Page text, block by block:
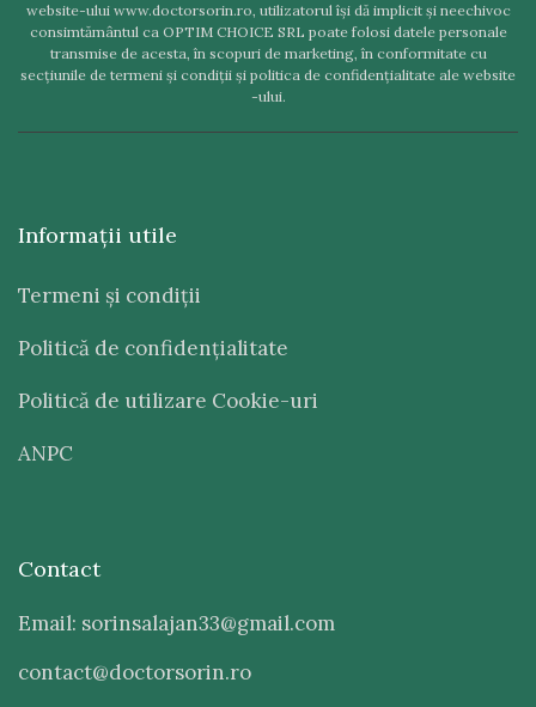
website-ului www.doctorsorin.ro, utilizatorul îşi dă implicit şi neechivoc
consimtământul ca OPTIM CHOICE SRL poate folosi datele personale
transmise de acesta, în scopuri de marketing, în conformitate cu
secţiunile de termeni şi condiţii şi politica de confidenţialitate ale website
-ului.
Informaţii utile
Termeni şi condiţii
Politică de confidenţialitate
Politică de utilizare Cookie-uri
ANPC
Contact
Email: sorinsalajan33@gmail.com
contact@doctorsorin.ro